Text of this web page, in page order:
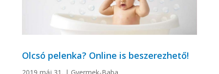
Olcsó pelenka? Online is beszerezhető!